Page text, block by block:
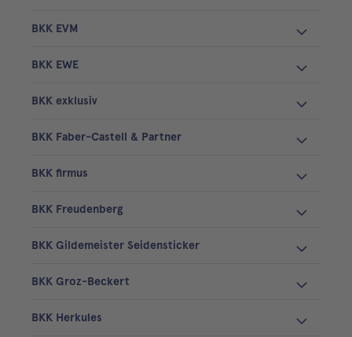
BKK EVM
BKK EWE
BKK exklusiv
BKK Faber-Castell & Partner
BKK firmus
BKK Freudenberg
BKK Gildemeister Seidensticker
BKK Groz-Beckert
BKK Herkules